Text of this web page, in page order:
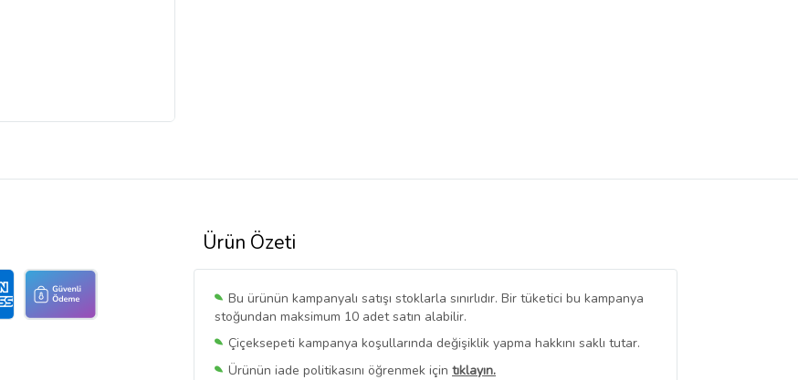
Ürün Özeti
Bu ürünün kampanyalı satışı stoklarla sınırlıdır. Bir tüketici bu kampanya
stoğundan maksimum 10 adet satın alabilir.
Çiçeksepeti kampanya koşullarında değişiklik yapma hakkını saklı tutar.
Ürünün iade politikasını öğrenmek için tıklayın.